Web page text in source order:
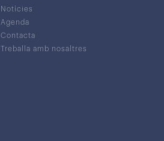
Notícies
Agenda
Contacta
Treballa amb nosaltres